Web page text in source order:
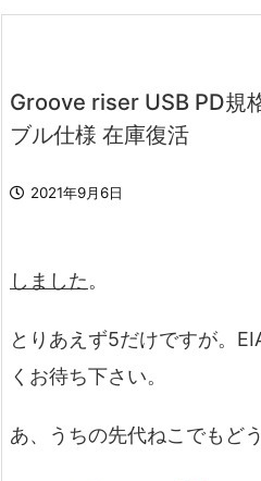
Groove riser USB PD規
ブル仕様 在庫復活
2021年9月6日
しました。
とりあえず5だけですが。
くお待ち下さい。
あ、うちの先代ねこでもどう